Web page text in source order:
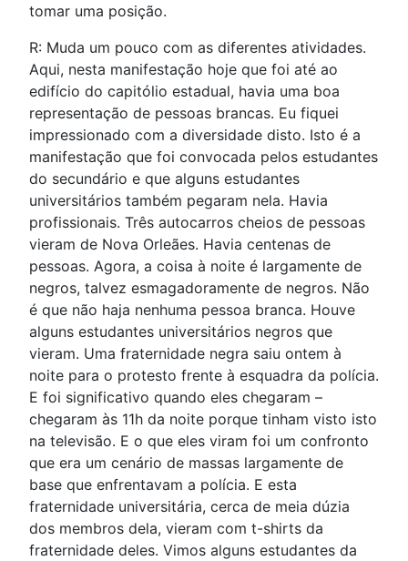
tomar uma posição.
R: Muda um pouco com as diferentes atividades.
Aqui, nesta manifestação hoje que foi até ao
edifício do capitólio estadual, havia uma boa
representação de pessoas brancas. Eu fiquei
impressionado com a diversidade disto. Isto é a
manifestação que foi convocada pelos estudantes
do secundário e que alguns estudantes
universitários também pegaram nela. Havia
profissionais. Três autocarros cheios de pessoas
vieram de Nova Orleães. Havia centenas de
pessoas. Agora, a coisa à noite é largamente de
negros, talvez esmagadoramente de negros. Não
é que não haja nenhuma pessoa branca. Houve
alguns estudantes universitários negros que
vieram. Uma fraternidade negra saiu ontem à
noite para o protesto frente à esquadra da polícia.
E foi significativo quando eles chegaram –
chegaram às 11h da noite porque tinham visto isto
na televisão. E o que eles viram foi um confronto
que era um cenário de massas largamente de
base que enfrentavam a polícia. E esta
fraternidade universitária, cerca de meia dúzia
dos membros dela, vieram com t-shirts da
fraternidade deles. Vimos alguns estudantes da